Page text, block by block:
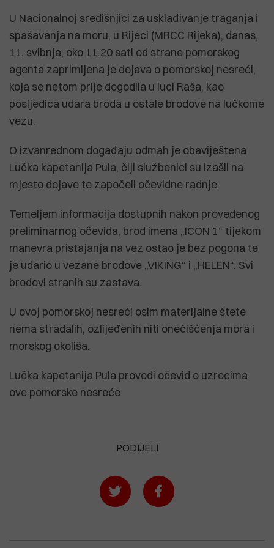
U Nacionalnoj središnjici za usklađivanje traganja i
spašavanja na moru, u Rijeci (MRCC Rijeka), danas,
11. svibnja, oko 11.20 sati od strane pomorskog
agenta zaprimljena je dojava o pomorskoj nesreći,
koja se netom prije dogodila u luci Raša, kao
posljedica udara broda u ostale brodove na lučkome
vezu.
O izvanrednom događaju odmah je obaviještena
Lučka kapetanija Pula, čiji službenici su izašli na
mjesto dojave te započeli očevidne radnje.
Temeljem informacija dostupnih nakon provedenog
preliminarnog očevida, brod imena „ICON 1“ tijekom
manevra pristajanja na vez ostao je bez pogona te
je udario u vezane brodove „VIKING“ i „HELEN“. Svi
brodovi stranih su zastava.
U ovoj pomorskoj nesreći osim materijalne štete
nema stradalih, ozlijeđenih niti onečišćenja mora i
morskog okoliša.
Lučka kapetanija Pula provodi očevid o uzrocima
ove pomorske nesreće
PODIJELI